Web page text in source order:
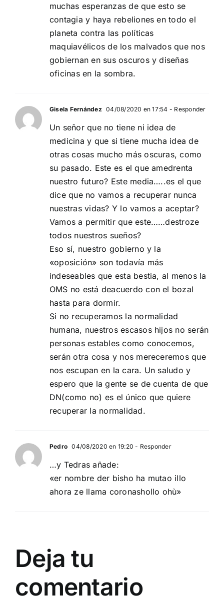
muchas esperanzas de que esto se
contagia y haya rebeliones en todo el
planeta contra las políticas
maquiavélicos de los malvados que nos
gobiernan en sus oscuros y diseñas
oficinas en la sombra.
Gisela Fernández 04/08/2020 en 17:54 - Responder
Un señor que no tiene ni idea de
medicina y que si tiene mucha idea de
otras cosas mucho más oscuras, como
su pasado. Este es el que amedrenta
nuestro futuro? Este media…..es el que
dice que no vamos a recuperar nunca
nuestras vidas? Y lo vamos a aceptar?
Vamos a permitir que este……destroze
todos nuestros sueños?
Eso sí, nuestro gobierno y la
«oposición» son todavía más
indeseables que esta bestia, al menos la
OMS no está deacuerdo con el bozal
hasta para dormir.
Si no recuperamos la normalidad
humana, nuestros escasos hijos no serán
personas estables como conocemos,
serán otra cosa y nos mereceremos que
nos escupan en la cara. Un saludo y
espero que la gente se de cuenta de que
DN(como no) es el único que quiere
recuperar la normalidad.
Pedro 04/08/2020 en 19:20 - Responder
…y Tedras añade:
«er nombre der bisho ha mutao illo
ahora ze llama coronashollo ohù»
Deja tu
comentario